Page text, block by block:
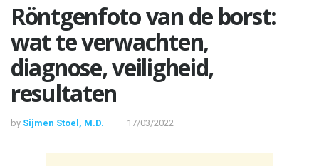
Röntgenfoto van de borst:
wat te verwachten,
diagnose, veiligheid,
resultaten
by Sijmen Stoel, M.D. 17/03/2022